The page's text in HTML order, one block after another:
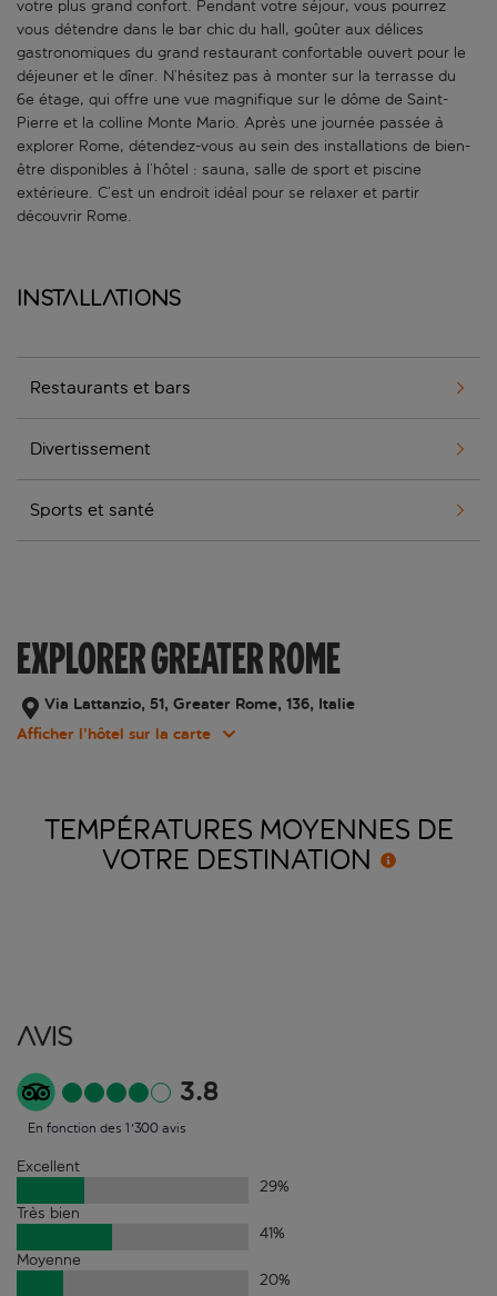
votre plus grand confort. Pendant votre séjour, vous pourrez
vous détendre dans le bar chic du hall, goûter aux délices
gastronomiques du grand restaurant confortable ouvert pour le
déjeuner et le dîner. N’hésitez pas à monter sur la terrasse du
6e étage, qui offre une vue magnifique sur le dôme de Saint-
Pierre et la colline Monte Mario. Après une journée passée à
explorer Rome, détendez-vous au sein des installations de bien-
être disponibles à l’hôtel : sauna, salle de sport et piscine
extérieure. C’est un endroit idéal pour se relaxer et partir
découvrir Rome.
Installations
Restaurants et bars
Divertissement
Sports et santé
EXPLORER GREATER ROME
Via Lattanzio, 51, Greater Rome, 136, Italie
Afficher l’hôtel sur la carte
TEMPÉRATURES MOYENNES DE
VOTRE DESTINATION
Avis
3.8
En fonction des 1'300 avis
Excellent
29%
Très bien
41%
Moyenne
20%